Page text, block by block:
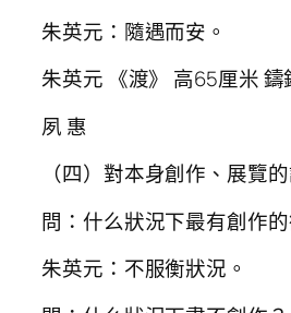
朱英元：隨遇而安。
朱英元 《渡》 高65厘米 鑄
夙 惠
（四）對本身創作、展覽
問：什么狀況下最有創作的
朱英元：不服衡狀況。